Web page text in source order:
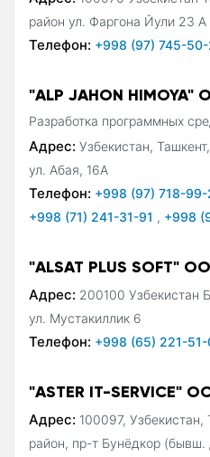
район ул. Фаргона Йули 23 А
Телефон: +998 (97) 745-50-
"ALP JAHON HIMOYA"
Разработка программных
Адрес: Узбекистан,
ул. Абая, 16А
Телефон: +998 (97) 718-99-
+998 (71) 241-31-91 , +998
"ALSAT PLUS SOFT"
Адрес: 200100 Узбекистан
ул. Мустакиллик 6
Телефон: +998 (65) 221-51-
"ASTER IT-SERVICE"
Адрес: 100097,
район, пр-т Бунёдкор